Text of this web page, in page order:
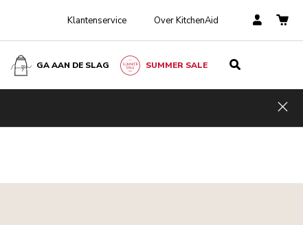
Klantenservice Over KitchenAid
GA AAN DE SLAG SUMMER SALE